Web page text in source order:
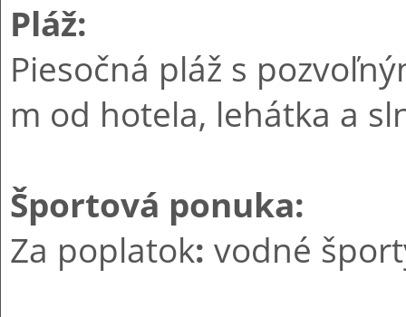
Pláž:
Piesočná pláž s
m od hotela, lehátka a
Športová ponuka:
Za poplatok: vodné